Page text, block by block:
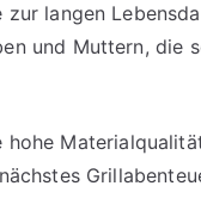
langen
und Muttern, die
hohe